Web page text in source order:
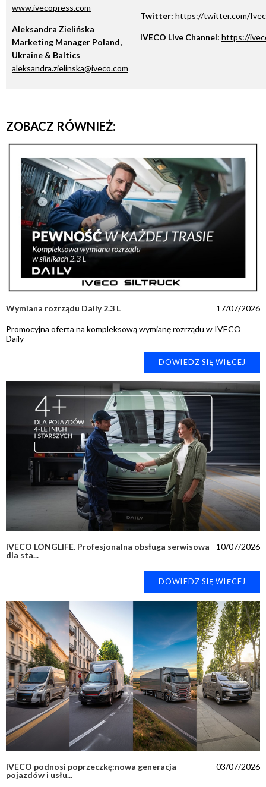
www.ivecopress.com
Aleksandra Zielińska
Marketing Manager Poland,
Ukraine & Baltics
aleksandra.zielinska@iveco.com
Twitter: https://twitter.com/
IVECO Live Channel: https://
ZOBACZ RÓWNIEŻ:
17/07/2026
Wymiana rozrządu Daily 2.3 L
Promocyjna oferta na kompleksową wymianę rozrządu w IVECO
Daily
DOWIEDZ SIĘ WIĘCEJ
10/07/2026
IVECO LONGLIFE. Profesjonalna obsługa serwisowa
dla sta...
DOWIEDZ SIĘ WIĘCEJ
03/07/2026
IVECO podnosi poprzeczkę:nowa generacja
pojazdów i usłu...